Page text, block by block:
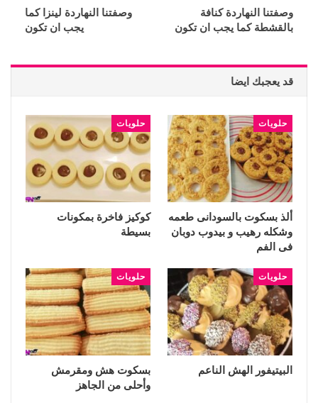
وصفتنا النهاردة كنافة
بالقشطة كما يجب ان تكون
وصفتنا النهاردة لينزا كما
يجب ان تكون
قد يعجبك ايضا
حلويات
ألذ بسكوت بالسودانى طعمه
وشكله رهيب و بيدوب دوبان
فى الفم
حلويات
كوكيز فاخرة بمكونات
بسيطة
حلويات
البيتيفور الهش الناعم
حلويات
بسكوت هش ومقرمش
وأحلى من الجاهز